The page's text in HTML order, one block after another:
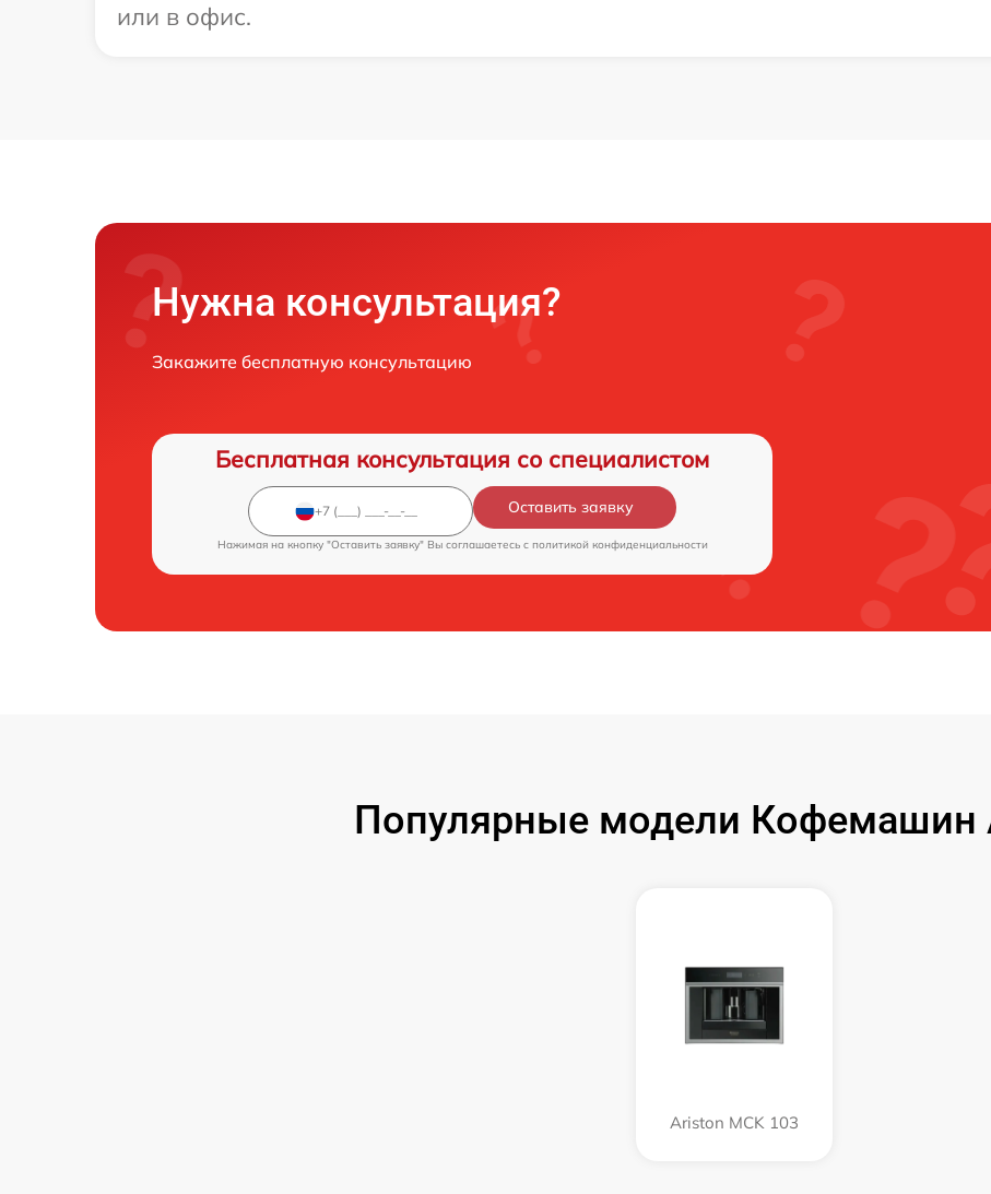
или в офис.
Нужна консультация?
Закажите бесплатную консультацию
Бесплатная консультация со специалистом
Оставить заявку
Нажимая на кнопку "Оставить заявку" Вы соглашаетесь c политикой конфиденциальности
Популярные модели Кофемашин
Ariston MCK 103